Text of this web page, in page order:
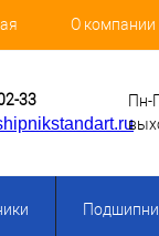
О компании
33 Пн-